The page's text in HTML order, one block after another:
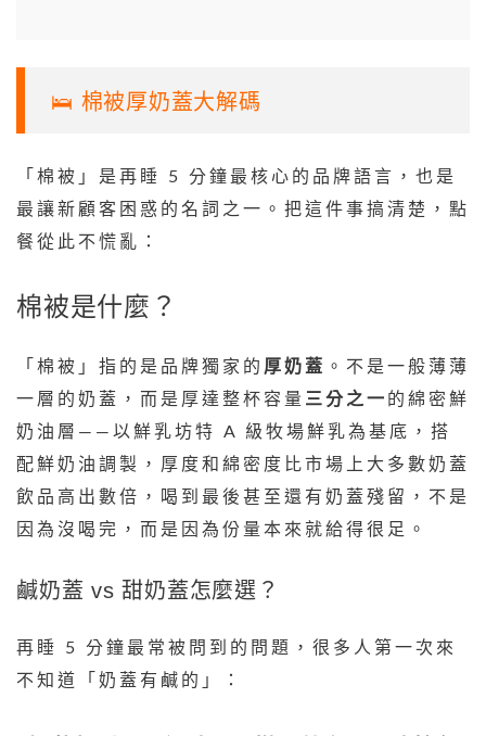
🛌 棉被厚奶蓋大解碼
「棉被」是再睡 5 分鐘最核心的品牌語言，也是
最讓新顧客困惑的名詞之一。把這件事搞清楚，點
餐從此不慌亂：
棉被是什麼？
「棉被」指的是品牌獨家的 厚奶蓋 。不是一般薄薄
一層的奶蓋，而是厚達整杯容量 三分之一 的綿密鮮
奶油層——以鮮乳坊特 A 級牧場鮮乳為基底，搭
配鮮奶油調製，厚度和綿密度比市場上大多數奶蓋
飲品高出數倍，喝到最後甚至還有奶蓋殘留，不是
因為沒喝完，而是因為份量本來就給得很足。
鹹奶蓋 vs 甜奶蓋怎麼選？
再睡 5 分鐘最常被問到的問題，很多人第一次來
不知道「奶蓋有鹹的」：